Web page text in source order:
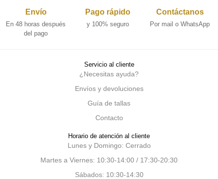
Envío
En 48 horas después
del pago
Pago rápido
y 100% seguro
Contáctanos
Por mail o WhatsApp
Servicio al cliente
¿Necesitas ayuda?
Envíos y devoluciones
Guía de tallas
Contacto
Horario de atención al cliente
Lunes y Domingo: Cerrado
Martes a Viernes: 10:30-14:00 / 17:30-20:30
Sábados: 10:30-14:30